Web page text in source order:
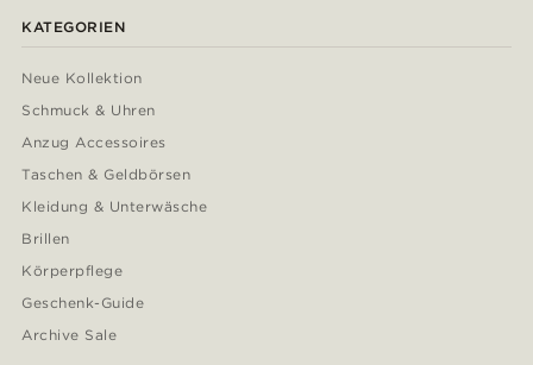
KATEGORIEN
Neue Kollektion
Schmuck & Uhren
Anzug Accessoires
Taschen & Geldbörsen
Kleidung & Unterwäsche
Brillen
Körperpflege
Geschenk-Guide
Archive Sale